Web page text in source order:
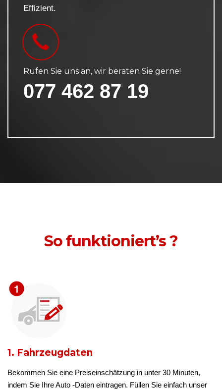
Effizient.
Rufen Sie uns an, wir beraten Sie gerne!
077 462 87 19
So funktioniert’s ?
1. Fahrzeugdaten
Bekommen Sie eine Preiseinschätzung in unter 30 Minuten,
indem Sie Ihre Auto -Daten eintragen. Füllen Sie einfach unser